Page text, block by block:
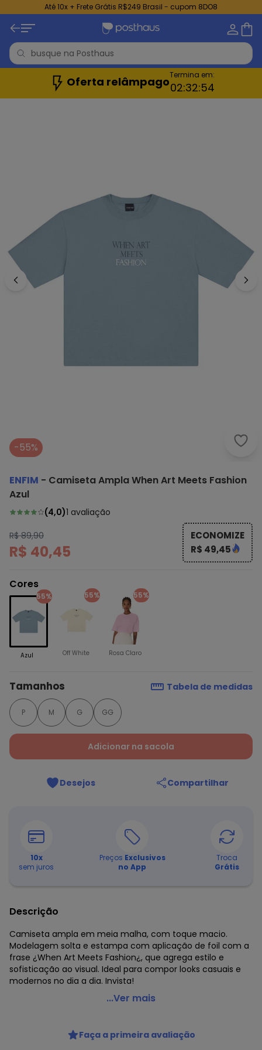
Até 10x + Frete Grátis R$249 Brasil - cupom 8DO8
Oferta relâmpagoTermina em:
02:32:51
-55%
ENFIM - Camiseta Ampla When Art Meets Fashion
Azul
(4,0)1 avaliação
R$ 89,90
R$ 40,45
ECONOMIZE
R$ 49,45
Cores
55%
Azul
55%
Off White
55%
Rosa Claro
Tamanhos Tabela de medidas
P M G GG
Adicionar na sacola
Desejos Compartilhar
10x
sem juros
Preços Exclusivos
no App
Troca
Grátis
Descrição
Camiseta ampla em meia malha, com toque macio.
Modelagem solta e estampa com aplicação de foil com a
frase ¿When Art Meets Fashion¿, que agrega estilo e
sofisticação ao visual. Ideal para compor looks casuais e
modernos no dia a dia. Invista!
Enfim - Camiseta Ampla When Art Meets Fashion Azul
Modelagem: Ampla
Comprimento da Manga: Curta
...Ver mais
Faça a primeira avaliação